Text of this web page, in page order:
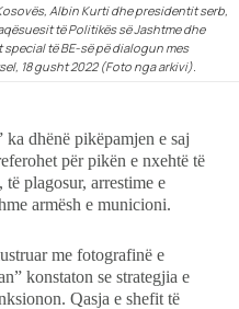
Albin Kurti dhe presidentit serb,
të Politikës së Jashtme dhe
të BE-së pë dialogun mes
18 gusht 2022 (Foto nga arkivi).
dhënë pikëpamjen e saj
për pikën e nxehtë të
plagosur, arrestime e
armësh e municioni.
me fotografinë e
konstaton se strategjia e
Qasja e shefit të